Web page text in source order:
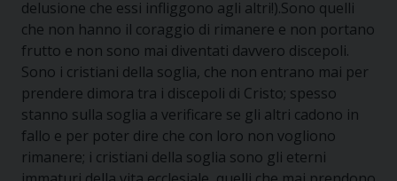
delusione che essi infliggono agli altri!).Sono quelli
che non hanno il coraggio di rimanere e non portano
frutto e non sono mai diventati davvero discepoli.
Sono i cristiani della soglia, che non entrano mai per
prendere dimora tra i discepoli di Cristo; spesso
stanno sulla soglia a verificare se gli altri cadono in
fallo e per poter dire che con loro non vogliono
rimanere; i cristiani della soglia sono gli eterni